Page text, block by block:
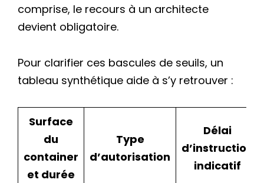
comprise, le recours à un architecte
devient obligatoire.
Pour clarifier ces bascules de seuils, un
tableau synthétique aide à s’y retrouver :
Surface
du
container
et durée
Type
d’autorisation
Délai
d’instruction
indicatif